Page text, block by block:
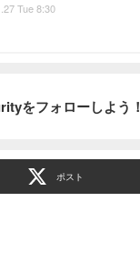
Tue 8:30
をフォローしよう！
ポスト